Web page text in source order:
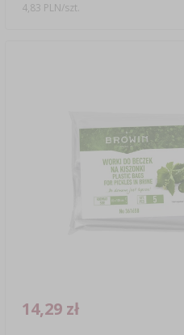
4,83 PLN/szt.
14,29 zł